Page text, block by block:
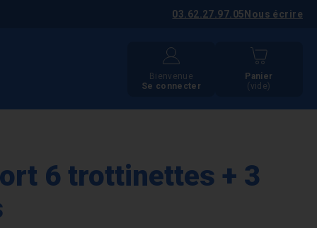
03.62.27.97.05 Nous écrire
Bienvenue
Se connecter
Panier
(vide)
6 trottinettes + 3